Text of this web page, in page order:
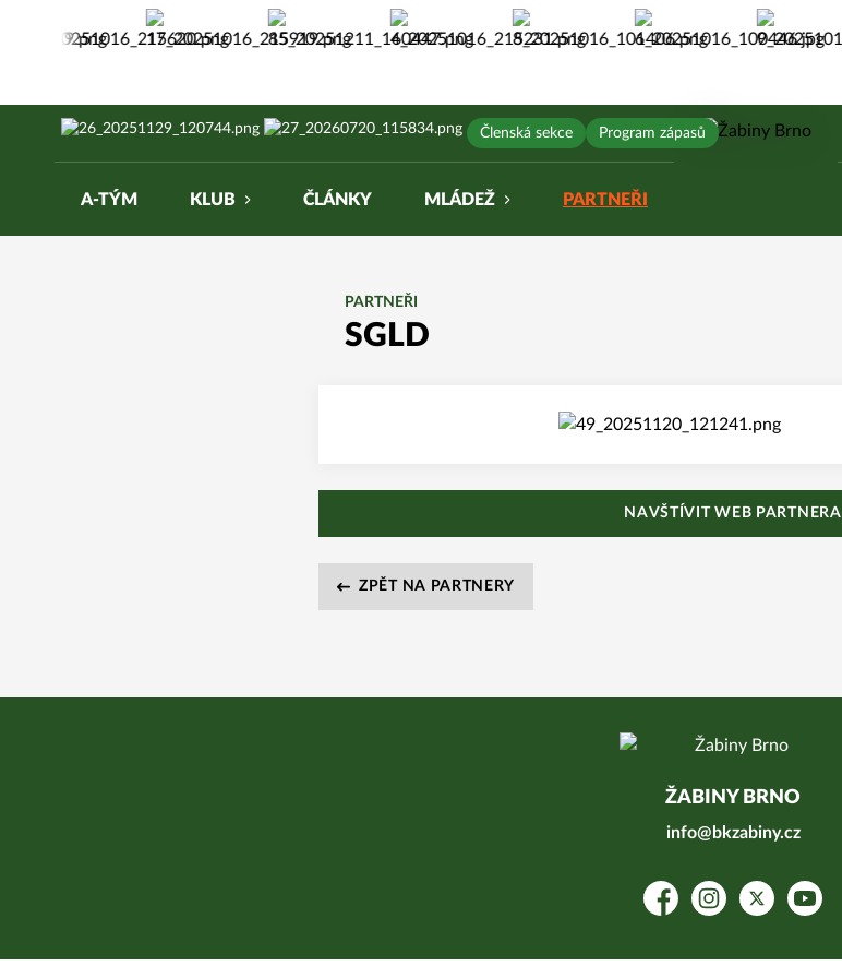
Žabiny Brno
Členská sekce Program zápasů
A-TÝM KLUB ČLÁNKY MLÁDEŽ PARTNEŘI
PARTNEŘI
SGLD
NAVŠTÍVIT WEB PARTNERA
ZPĚT NA PARTNERY
ŽABINY BRNO
info@bkzabiny.cz
FacebookInstagramPlatform X
YouTube